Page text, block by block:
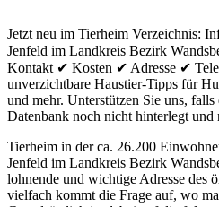
Jetzt neu im Tierheim Verzeichnis:
Jenfeld im Landkreis Bezirk
Kontakt ✔ Kosten ✔ Adresse ✔
unverzichtbare Haustier-Tipps für
und mehr. Unterstützen Sie uns,
Datenbank noch nicht hinterlegt und
Tierheim in der ca. 26.200
Jenfeld im Landkreis Bezirk
lohnende und wichtige Adresse des
vielfach kommt die Frage auf, wo